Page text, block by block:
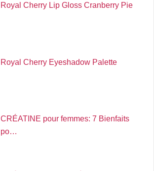
Royal Cherry Lip Gloss Cranberry Pie
Royal Cherry Eyeshadow Palette
CRÉATINE pour femmes: 7 Bienfaits
po…